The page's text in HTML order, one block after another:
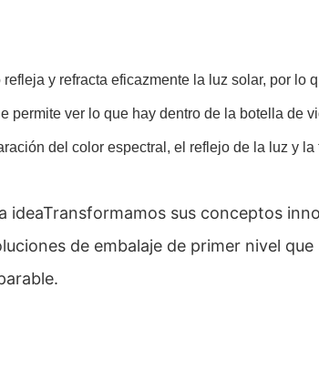
refleja y refracta eficazmente la luz solar, por lo
permite ver lo que hay dentro de la botella de
del color espectral, el reflejo de la luz y
ideaTransformamos sus conceptos
de embalaje de primer nivel